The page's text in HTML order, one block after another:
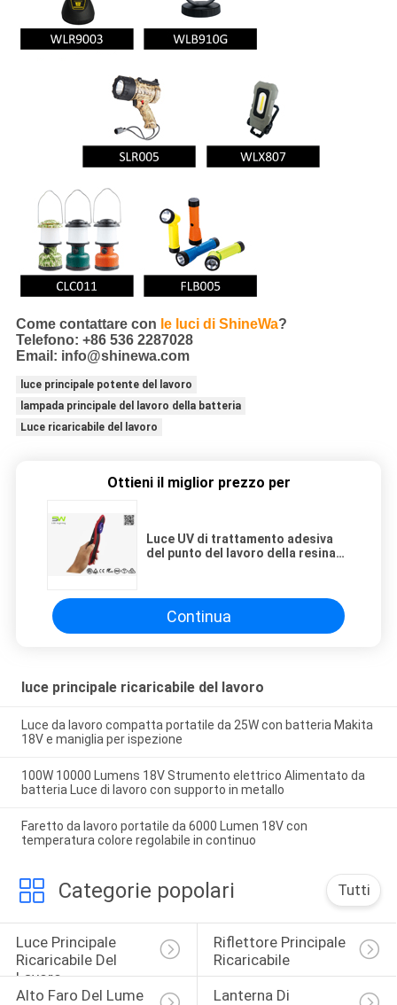
Come contattare con le luci di ShineWa?
Telefono: +86 536 2287028
Email: info@shinewa.com
luce principale potente del lavoro
lampada principale del lavoro della batteria
Luce ricaricabile del lavoro
Ottieni il miglior prezzo per
Luce UV di trattamento adesiva
del punto del lavoro della resina
Continua
luce principale ricaricabile del lavoro
Luce da lavoro compatta portatile da 25W con batteria Makita
18V e maniglia per ispezione
100W 10000 Lumens 18V Strumento elettrico Alimentato da
batteria Luce di lavoro con supporto in metallo
Faretto da lavoro portatile da 6000 Lumen 18V con
temperatura colore regolabile in continuo
Categorie popolari Tutti
Luce Principale
Ricaricabile Del
Lavoro
Riflettore Principale
Ricaricabile
Alto Faro Del Lume
Lanterna Di